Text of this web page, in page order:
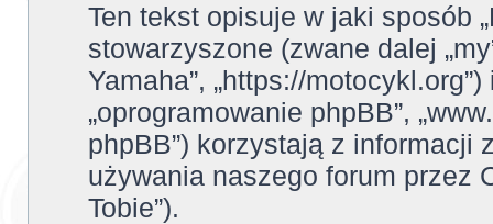
Ten tekst opisuje w jaki sposób
stowarzyszone (zwane dalej
Yamaha”, „https://
„oprogramowanie phpBB”,
phpBB”) korzystają z informacji
używania naszego forum przez
Tobie”).